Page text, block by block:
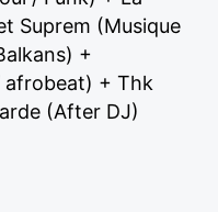
Suprem (Musique
+
afrobeat) + Thk
(After DJ)